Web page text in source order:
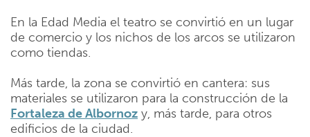
En la Edad Media el teatro se convirtió en un lugar
de comercio y los nichos de los arcos se utilizaron
como tiendas.
Más tarde, la zona se convirtió en cantera: sus
materiales se utilizaron para la construcción de la
Fortaleza de Albornoz y, más tarde, para otros
edificios de la ciudad.